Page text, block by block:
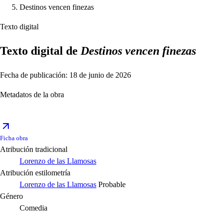
Destinos vencen finezas
Texto digital
Texto digital de Destinos vencen finezas
Fecha de publicación: 18 de junio de 2026
Metadatos de la obra
Ficha obra
Atribución tradicional
Lorenzo de las Llamosas
Atribución estilometría
Lorenzo de las Llamosas Probable
Género
Comedia